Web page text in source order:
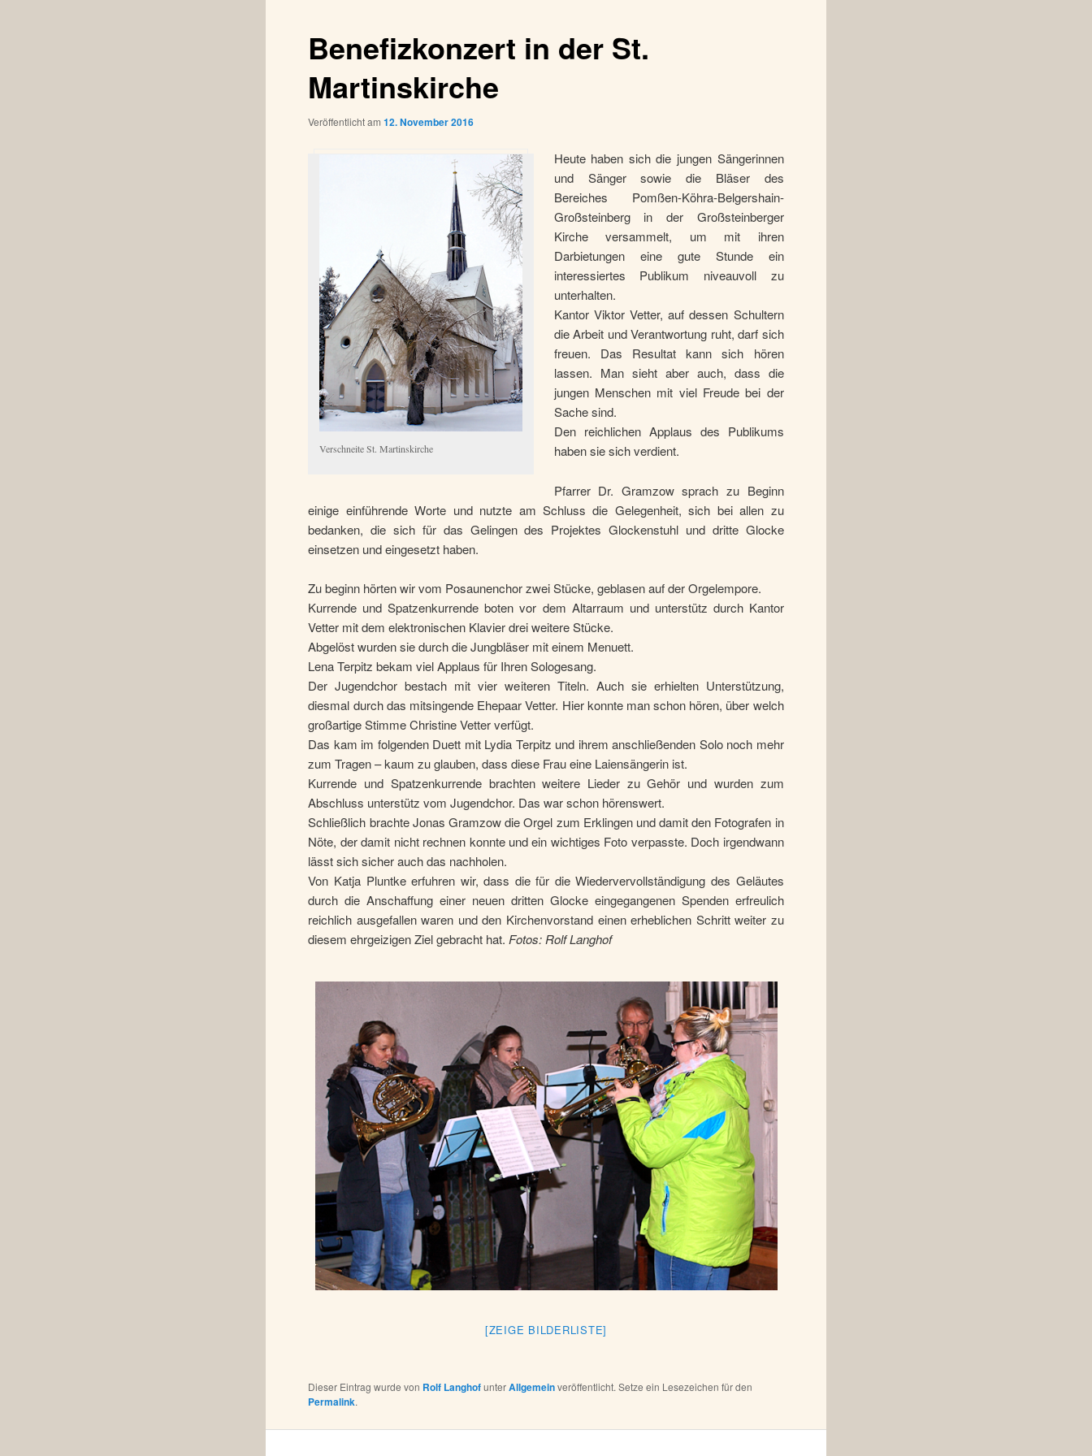
Benefizkonzert in der St.
Martinskirche
Veröffentlicht am12. November 2016
Verschneite St. Martinskirche
Heute haben sich die jungen Sängerinnen
und Sänger sowie die Bläser des
Bereiches Pomßen-Köhra-Belgershain-
Großsteinberg in der Großsteinberger
Kirche versammelt, um mit ihren
Darbietungen eine gute Stunde ein
interessiertes Publikum niveauvoll zu
unterhalten.
Kantor Viktor Vetter, auf dessen Schultern
die Arbeit und Verantwortung ruht, darf sich
freuen. Das Resultat kann sich hören
lassen. Man sieht aber auch, dass die
jungen Menschen mit viel Freude bei der
Sache sind.
Den reichlichen Applaus des Publikums
haben sie sich verdient.
Pfarrer Dr. Gramzow sprach zu Beginn
einige einführende Worte und nutzte am Schluss die Gelegenheit, sich bei allen zu
bedanken, die sich für das Gelingen des Projektes Glockenstuhl und dritte Glocke
einsetzen und eingesetzt haben.
Zu beginn hörten wir vom Posaunenchor zwei Stücke, geblasen auf der Orgelempore.
Kurrende und Spatzenkurrende boten vor dem Altarraum und unterstütz durch Kantor
Vetter mit dem elektronischen Klavier drei weitere Stücke.
Abgelöst wurden sie durch die Jungbläser mit einem Menuett.
Lena Terpitz bekam viel Applaus für Ihren Sologesang.
Der Jugendchor bestach mit vier weiteren Titeln. Auch sie erhielten Unterstützung,
diesmal durch das mitsingende Ehepaar Vetter. Hier konnte man schon hören, über welch
großartige Stimme Christine Vetter verfügt.
Das kam im folgenden Duett mit Lydia Terpitz und ihrem anschließenden Solo noch mehr
zum Tragen – kaum zu glauben, dass diese Frau eine Laiensängerin ist.
Kurrende und Spatzenkurrende brachten weitere Lieder zu Gehör und wurden zum
Abschluss unterstütz vom Jugendchor. Das war schon hörenswert.
Schließlich brachte Jonas Gramzow die Orgel zum Erklingen und damit den Fotografen in
Nöte, der damit nicht rechnen konnte und ein wichtiges Foto verpasste. Doch irgendwann
lässt sich sicher auch das nachholen.
Von Katja Pluntke erfuhren wir, dass die für die Wiedervervollständigung des Geläutes
durch die Anschaffung einer neuen dritten Glocke eingegangenen Spenden erfreulich
reichlich ausgefallen waren und den Kirchenvorstand einen erheblichen Schritt weiter zu
diesem ehrgeizigen Ziel gebracht hat. Fotos: Rolf Langhof
[ZEIGE BILDERLISTE]
Dieser Eintrag wurde von Rolf LanghofunterAllgemeinveröffentlicht. Setze ein Lesezeichen für den
Permalink.